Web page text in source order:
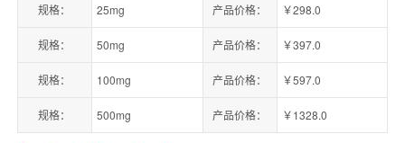
规格： 25mg 产品价格： ￥298.0
规格： 50mg 产品价格： ￥397.0
规格： 100mg 产品价格： ￥597.0
规格： 500mg 产品价格： ￥1328.0